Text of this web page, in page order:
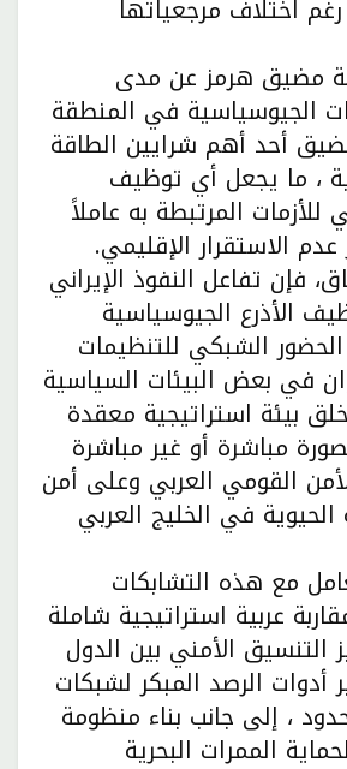
اختلاف مرجعياتها
مضيق هرمز عن مدى
الجيوسياسية في المنطقة
أحد أهم شرايين الطاقة
، ما يجعل أي توظيف
المرتبطة به عاملاً
الاستقرار الإقليمي.
فإن تفاعل النفوذ الإيراني
الأذرع الجيوسياسية
الشبكي للتنظيمات
في بعض البيئات السياسية
بيئة استراتيجية معقدة
مباشرة أو غير مباشرة
القومي العربي وعلى أمن
الحيوية في الخليج العربي
مع هذه التشابكات
عربية استراتيجية شاملة
التنسيق الأمني بين الدول
أدوات الرصد المبكر لشبكات
، إلى جانب بناء منظومة
الممرات البحرية